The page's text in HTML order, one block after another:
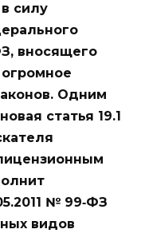
силу
вносящего
Одним
статья 19.1
№ 99‑ФЗ
видов